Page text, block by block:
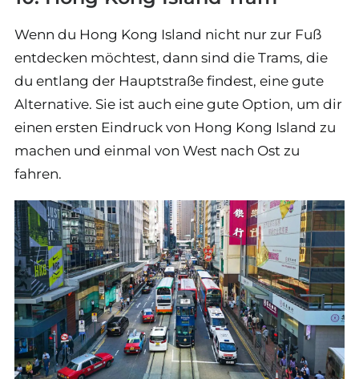
Wenn du Hong Kong Island nicht nur zur Fuß
entdecken möchtest, dann sind die Trams, die
du entlang der Hauptstraße findest, eine gute
Alternative. Sie ist auch eine gute Option, um dir
einen ersten Eindruck von Hong Kong Island zu
machen und einmal von West nach Ost zu
fahren.